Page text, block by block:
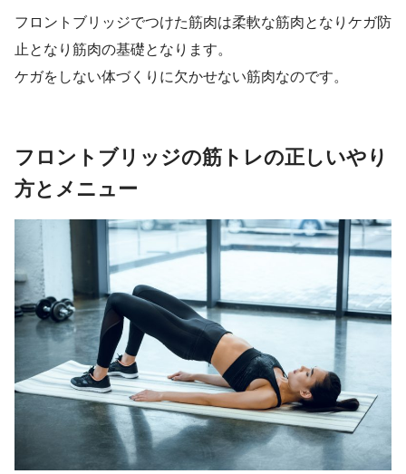
フロントブリッジでつけた筋肉は柔軟な筋肉となりケガ防
止となり筋肉の基礎となります。
ケガをしない体づくりに欠かせない筋肉なのです。
フロントブリッジの筋トレの正しいやり
方とメニュー